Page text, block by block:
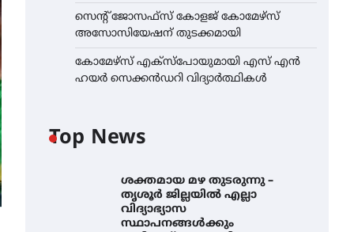
സെന്റ് ജോസഫ്സ് കോളജ് കോമേഴ്‌സ്
അസോസിയേഷന് തുടക്കമായി
കോമേഴ്സ് എക്സ്പോയുമായി എസ് എൻ
ഹയർ സെക്കൻഡറി വിദ്യാർത്ഥികൾ
Top News
ശക്തമായ മഴ തുടരുന്നു –
തൃശൂർ ജില്ലയിൽ എല്ലാ
വിദ്യാഭ്യാസ
സ്ഥാപനങ്ങൾക്കും